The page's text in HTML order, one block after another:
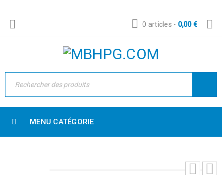
0 articles - 0,00€
MENU CATÉGORIE